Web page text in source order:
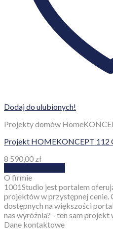
Dodaj do ulubionych!
Projekty domów
Projekt HOMEKONCEPT 112
8 590,00 zł
O firmie
1001Studio jest portalem
projektów w przystępnej
dostępnych na większości
nas wyróżnia? - ten sam projekt
Dane kontaktowe